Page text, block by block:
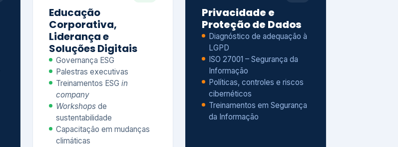
Educação
Corporativa,
Liderança e
Soluções Digitais
Governança ESG
Palestras executivas
Treinamentos ESG in
company
Workshops de
sustentabilidade
Capacitação em mudanças
climáticas
Privacidade e
Proteção de Dados
Diagnóstico de adequação à
LGPD
ISO 27001 – Segurança da
Informação
Políticas, controles e riscos
cibernéticos
Treinamentos em Segurança
da Informação